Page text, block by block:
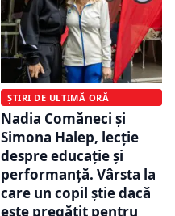
ȘTIRI DE ULTIMĂ ORĂ
Nadia Comăneci și
Simona Halep, lecție
despre educație și
performanță. Vârsta la
care un copil știe dacă
este pregătit pentru